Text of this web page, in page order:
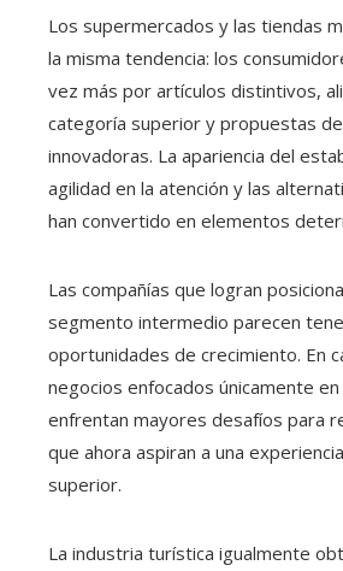
Los supermercados y las tiendas
la misma tendencia: los
vez más por artículos distintivos,
categoría superior y propuestas
innovadoras. La apariencia del
agilidad en la atención y las
han convertido en elementos
Las compañías que logran
segmento intermedio parecen
oportunidades de crecimiento. En
negocios enfocados únicamente
enfrentan mayores desafíos para
que ahora aspiran a una
superior.
La industria turística igualmente